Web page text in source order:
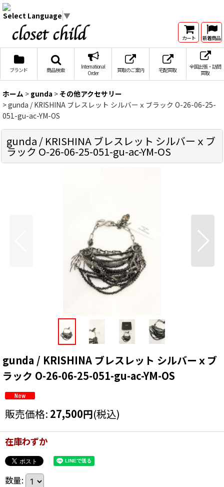
Select Language ▼
カート 新着商品
ブランド 商品検索
International
Order
買取のご案内 宅配買取
全国出張・訪問
買取
ホーム > gunda >その他アクセサリー
>gunda / KRISHINA ブレスレット シルバーｘブラック O-26-06-25-
051-gu-ac-YM-OS
gunda / KRISHINA ブレスレット シルバーｘブ
ラック O-26-06-25-051-gu-ac-YM-OS
gunda / KRISHINA ブレスレット シルバーｘブ
ラック O-26-06-25-051-gu-ac-YM-OS
販売価格: 27,500円(税込)
在庫わずか
数量: